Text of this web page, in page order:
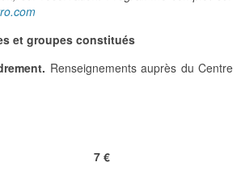
et groupes constitués
Renseignements auprès du Centre
7 €